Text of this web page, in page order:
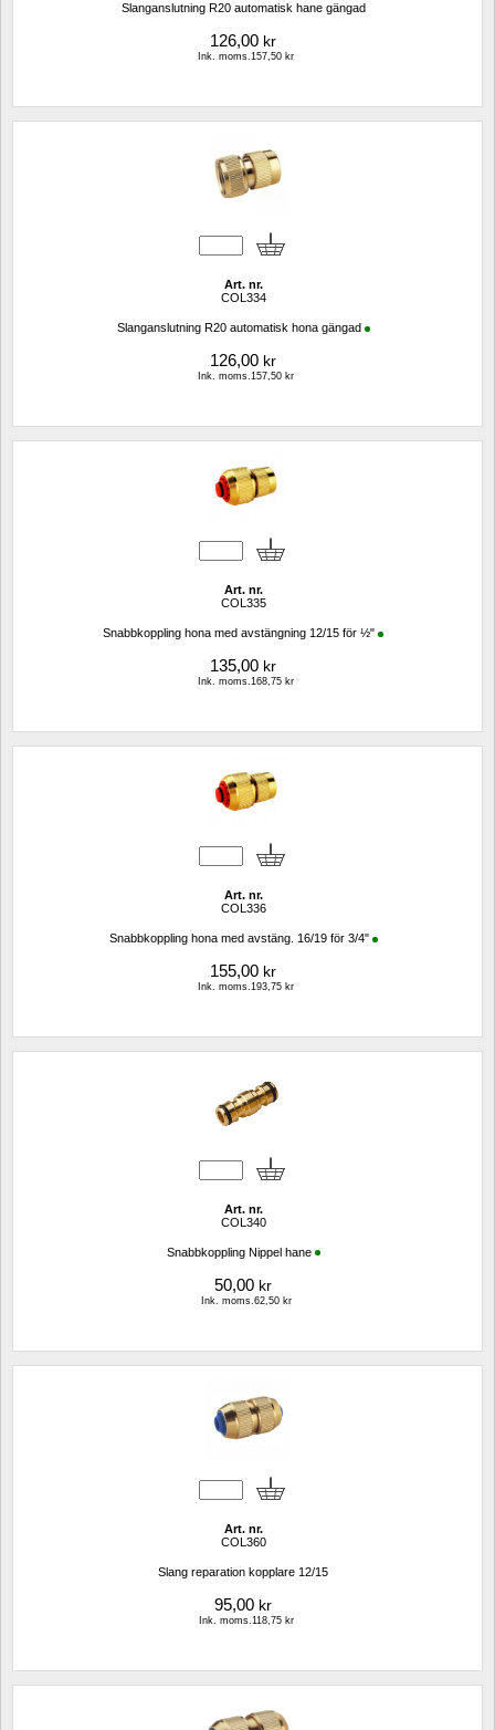
Slanganslutning R20 automatisk hane gängad
126,00 kr
Ink. moms.157,50 kr
Art. nr.
COL334
Slanganslutning R20 automatisk hona gängad
126,00 kr
Ink. moms.157,50 kr
Art. nr.
COL335
Snabbkoppling hona med avstängning 12/15 för ½"
135,00 kr
Ink. moms.168,75 kr
Art. nr.
COL336
Snabbkoppling hona med avstäng. 16/19 för 3/4"
155,00 kr
Ink. moms.193,75 kr
Art. nr.
COL340
Snabbkoppling Nippel hane
50,00 kr
Ink. moms.62,50 kr
Art. nr.
COL360
Slang reparation kopplare 12/15
95,00 kr
Ink. moms.118,75 kr